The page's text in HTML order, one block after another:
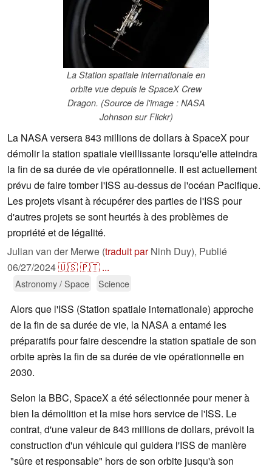
La Station spatiale internationale en
orbite vue depuis le SpaceX Crew
Dragon. (Source de l'image : NASA
Johnson sur Flickr)
La NASA versera 843 millions de dollars à SpaceX pour
démolir la station spatiale vieillissante lorsqu'elle atteindra
la fin de sa durée de vie opérationnelle. Il est actuellement
prévu de faire tomber l'ISS au-dessus de l'océan Pacifique.
Les projets visant à récupérer des parties de l'ISS pour
d'autres projets se sont heurtés à des problèmes de
propriété et de légalité.
Julian van der Merwe (traduit parNinh Duy), Publié
06/27/2024🇺🇸🇵🇹 ...
Astronomy / Space Science
Alors que l'ISS (Station spatiale internationale) approche
de la fin de sa durée de vie, la NASA a entamé les
préparatifs pour faire descendre la station spatiale de son
orbite après la fin de sa durée de vie opérationnelle en
2030.
Selon la BBC, SpaceX a été sélectionnée pour mener à
bien la démolition et la mise hors service de l'ISS. Le
contrat, d'une valeur de 843 millions de dollars, prévoit la
construction d'un véhicule qui guidera l'ISS de manière
"sûre et responsable" hors de son orbite jusqu'à son